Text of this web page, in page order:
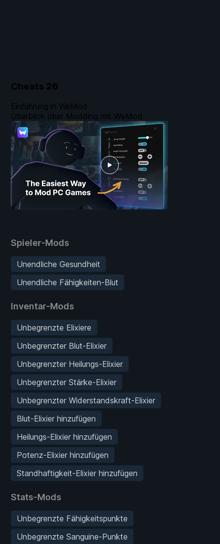
Cheats 26
Spieler-Mods
Unendliche Gesundheit
Unendliche Fähigkeiten-Blut
Inventar-Mods
Unbegrenzte Elixiere
Unbegrenzter Blut-Elixier
Unbegrenzter Heilungs-Elixier
Unbegrenzter Stärke-Elixier
Unbegrenzter Widerstandskraft-Elixier
Blut-Elixier hinzufügen
Heilungs-Elixier hinzufügen
Potenz-Elixier hinzufügen
Standhaftigkeit-Elixier hinzufügen
Stats-Mods
Unbegrenzte Fähigkeitspunkte
Unbegrenzte Sanguine-Punkte
Einführung in WeMod
Überblick über Modding mit WeMod